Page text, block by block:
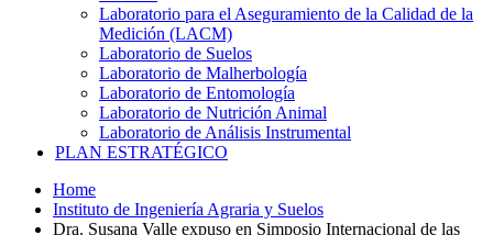
Laboratorio para el Aseguramiento de la Calidad de la
Medición (LACM)
Laboratorio de Suelos
Laboratorio de Malherbología
Laboratorio de Entomología
Laboratorio de Nutrición Animal
Laboratorio de Análisis Instrumental
PLAN ESTRATÉGICO
Home
Instituto de Ingeniería Agraria y Suelos
Dra. Susana Valle expuso en Simposio Internacional de las